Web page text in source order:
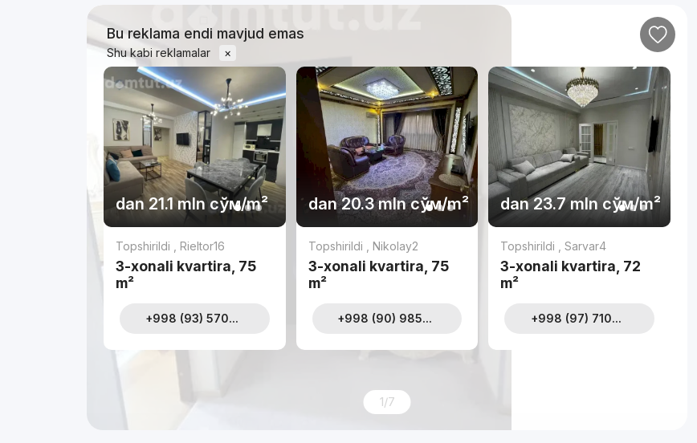
Bu reklama endi mavjud emas
Shu kabi reklamalar ×
dan21.1 mln сўм/m²
Topshirildi Rieltor16
3-xonali kvartira, 75
m²
+998 (93) 570...
dan20.3 mln сўм/m²
Topshirildi Nikolay2
3-xonali kvartira, 75
m²
+998 (90) 985...
dan23.7 mln сўм/m²
Topshirildi ,Sarvar4
3-xonali kvartira, 72
m²
+998 (97) 710...
1/7